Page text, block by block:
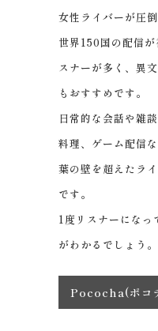
女性ライバーが圧
世界150国の配信
スナーが多く、異
もおすすめです。
日常的な会話や雑
料理、ゲーム配信
葉の壁を超えたラ
です。
1度リスナーになっ
がわかるでしょう。
Pococha(ポコ